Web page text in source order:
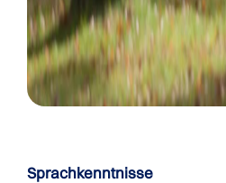
Sprachkenntnisse